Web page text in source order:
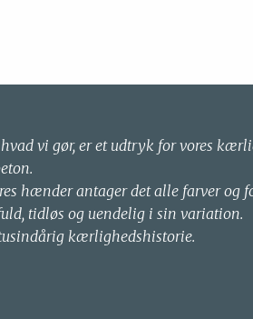
vi gør, er et udtryk for vores
hænder antager det alle farver og
tidløs og uendelig i sin variation.
kærlighedshistorie.